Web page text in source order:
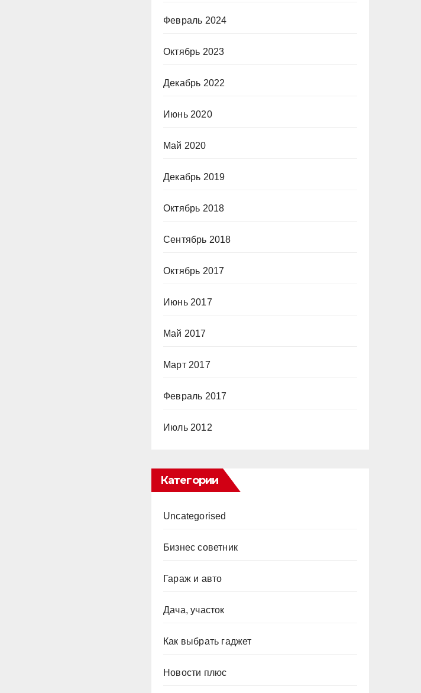
Февраль 2024
Октябрь 2023
Декабрь 2022
Июнь 2020
Май 2020
Декабрь 2019
Октябрь 2018
Сентябрь 2018
Октябрь 2017
Июнь 2017
Май 2017
Март 2017
Февраль 2017
Июль 2012
Категории
Uncategorised
Бизнес советник
Гараж и авто
Дача, участок
Как выбрать гаджет
Новости плюс